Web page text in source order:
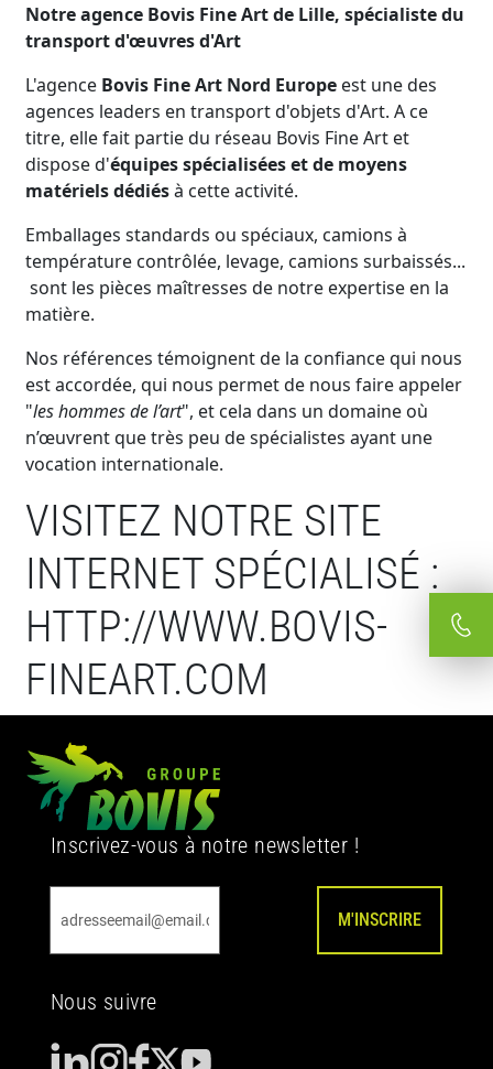
Notre agence Bovis Fine Art de Lille, spécialiste du
transport d'œuvres d'Art
L'agence Bovis Fine Art Nord Europe est une des
agences leaders en transport d'objets d'Art. A ce
titre, elle fait partie du réseau Bovis Fine Art et
dispose d'équipes spécialisées et de moyens
matériels dédiésà cette activité.
Emballages standards ou spéciaux, camions à
température contrôlée, levage, camions surbaissés...
sont les pièces maîtresses de notre expertise en la
matière.
Nos références témoignent de la confiance qui nous
est accordée, qui nous permet de nous faire appeler
"les hommes de l’art", et cela dans un domaine où
n’œuvrent que très peu de spécialistes ayant une
vocation internationale.
VISITEZ NOTRE SITE
INTERNET SPÉCIALISÉ :
HTTP://WWW.BOVIS-
FINEART.COM
Inscrivez-vous à notre newsletter !
M'INSCRIRE
Nous suivre